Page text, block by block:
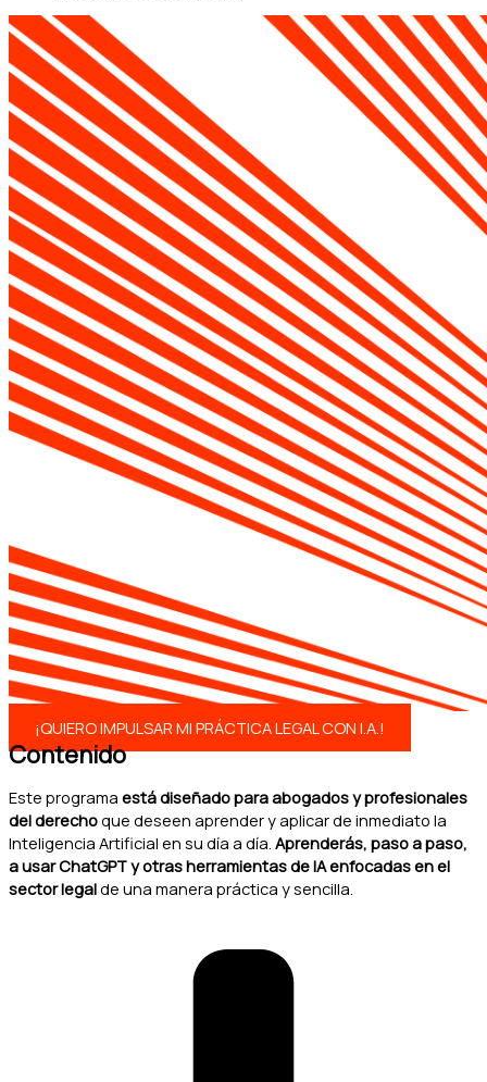
¡QUIERO IMPULSAR MI PRÁCTICA LEGAL CON I.A.!
Contenido
Este programa está diseñado para abogados y profesionales
del derechoque deseen aprender y aplicar de inmediato la
Inteligencia Artificial en su día a día. Aprenderás, paso a paso,
a usar ChatGPT y otras herramientas de IA enfocadas en el
sector legalde una manera práctica y sencilla.